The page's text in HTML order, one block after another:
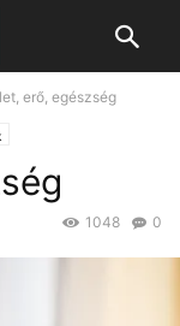
erő, egészség
anyagok
0
1048